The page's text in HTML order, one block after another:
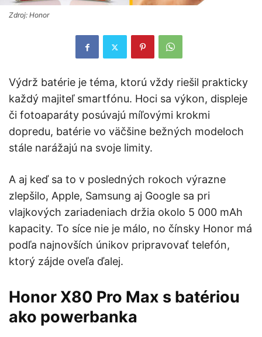
Zdroj: Honor
Výdrž batérie je téma, ktorú vždy riešil prakticky
každý majiteľ smartfónu. Hoci sa výkon, displeje
či fotoaparáty posúvajú míľovými krokmi
dopredu, batérie vo väčšine bežných modeloch
stále narážajú na svoje limity.
A aj keď sa to v posledných rokoch výrazne
zlepšilo, Apple, Samsung aj Google sa pri
vlajkových zariadeniach držia okolo 5 000 mAh
kapacity. To síce nie je málo, no čínsky Honor má
podľa najnovších únikov pripravovať telefón,
ktorý zájde oveľa ďalej.
Honor X80 Pro Max s batériou
ako powerbanka